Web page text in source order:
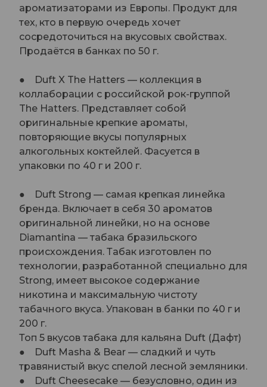
ароматизаторами из Европы. Продукт для
тех, кто в первую очередь хочет
сосредоточиться на вкусовых свойствах.
Продаётся в банках по 50 г.
● Duft X The Hatters — коллекция в
коллаборации с российской рок-группой
The Hatters. Представляет собой
оригинальные крепкие ароматы,
повторяющие вкусы популярных
алкогольных коктейлей. Фасуется в
упаковки по 40 г и 200 г.
● Duft Strong — самая крепкая линейка
бренда. Включает в себя 30 ароматов
оригинальной линейки, но на основе
Diamantina — табака бразильского
происхождения. Табак изготовлен по
технологии, разработанной специально для
Strong, имеет высокое содержание
никотина и максимальную чистоту
табачного вкуса. Упакован в банки по 40 г и
200 г.
Топ 5 вкусов табака для кальяна Duft (Дафт)
● Duft Masha & Bear — сладкий и чуть
травянистый вкус спелой лесной земляники.
● Duft Cheesecake — безусловно, один из